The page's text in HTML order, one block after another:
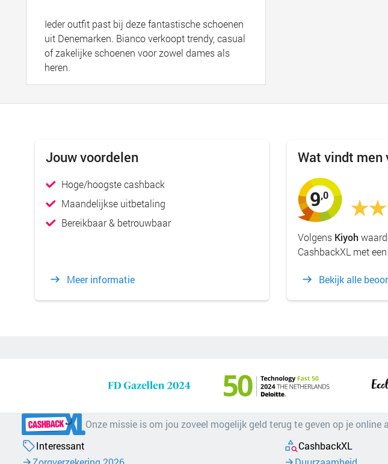
Ieder outfit past bij deze fantastische schoenen
uit Denemarken. Bianco verkoopt trendy, casual
of zakelijke schoenen voor zowel dames als
heren.
Jouw voordelen
Hoge/hoogste cashback
Maandelijkse uitbetaling
Bereikbaar & betrouwbaar
Meer informatie
Wat vindt men
9,0
Volgens Kiyoh
CashbackXL met
Bekijk alle
Onze missie is om jou zoveel mogelijk geld terug te geven op je online
Interessant
CashbackXL